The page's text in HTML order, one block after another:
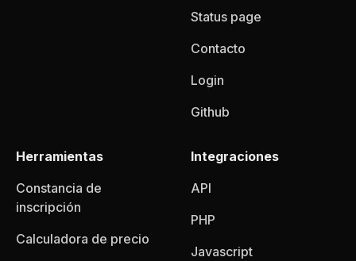
Status page
Contacto
Login
Github
Herramientas
Constancia de
inscripción
Calculadora de precio
Integraciones
API
PHP
Javascript